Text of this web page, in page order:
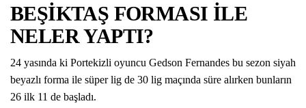
BEŞİKTAŞ FORMASI İLE
NELER YAPTI?
24 yasında ki Portekizli oyuncu Gedson Fernandes bu sezon siyah
beyazlı forma ile süper lig de 30 lig maçında süre alırken bunların
26 ilk 11 de başladı.